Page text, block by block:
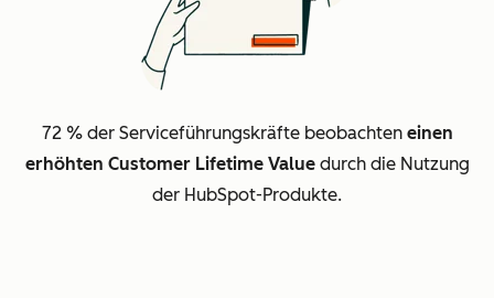
72 % der Serviceführungskräfte beobachten einen
erhöhten Customer Lifetime Valuedurch die Nutzung
der HubSpot-Produkte.